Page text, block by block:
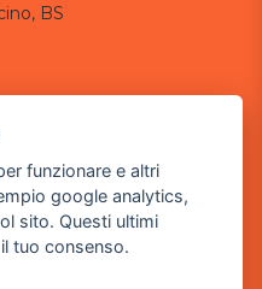
BS
funzionare e altri
google analytics,
sito. Questi ultimi
tuo consenso.